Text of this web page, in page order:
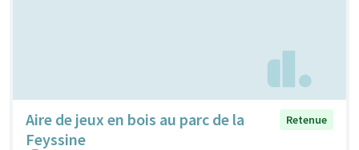
Aire de jeux en bois au parc de la
Feyssine
Retenue